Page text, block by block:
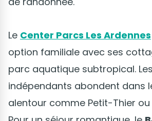
Le Center Parcs Les Ardennes
option familiale avec ses
parc aquatique subtropical.
indépendants abondent dans
alentour comme Petit-Thier